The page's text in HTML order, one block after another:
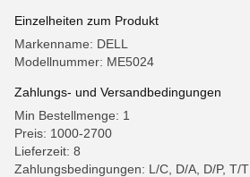
Einzelheiten zum Produkt
Markenname: DELL
Modellnummer: ME5024
Zahlungs- und Versandbedingungen
Min Bestellmenge: 1
Preis: 1000-2700
Lieferzeit: 8
Zahlungsbedingungen: L/C, D/A, D/P, T/T